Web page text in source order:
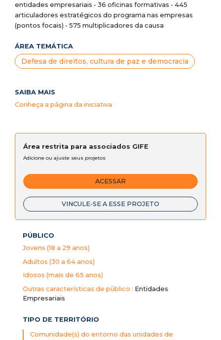
entidades empresariais - 36 oficinas formativas - 445
articuladores estratégicos do programa nas empresas
(pontos focais) - 575 multiplicadores da causa
ÁREA TEMÁTICA
Defesa de direitos, cultura de paz e democracia
SAIBA MAIS
Conheça a página da iniciativa
Área restrita para associados GIFE
Adicione ou ajuste seus projetos
ACESSAR
VINCULE-SE A ESSE PROJETO
PÚBLICO
Jovens (18 a 29 anos)
Adultos (30 a 64 anos)
Idosos (mais de 65 anos)
Outras características de público : Entidades
Empresariais
TIPO DE TERRITÓRIO
Comunidade(s) do entorno das unidades de